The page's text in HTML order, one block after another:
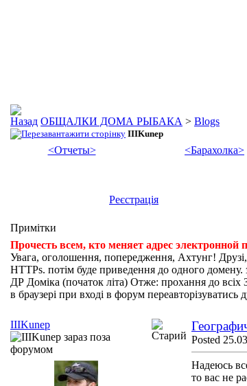
ОБЩАЛКИ ДОМА РЫБАКА > Blogs
IIIKunep
<Отчеты>
<Барахолка>
Реєстрація
Примітки
Прочесть всем, кто меняет адрес
Увага, оголошення, попередження, Ахтунг!
HTTPs. потім буде приведення до одного
ДР Доміка (початок літа) Отже: прохання до всіх
в браузері при вході в форум
Posted
Надеюсь
то вас не
IIIKunep